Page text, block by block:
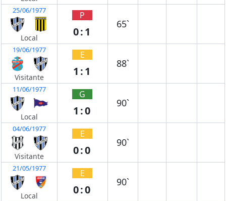
25/06/1977
Local
P
0:1
65`
19/06/1977
Visitante
E
1:1
88`
11/06/1977
Local
G
1:0
90`
04/06/1977
Visitante
E
0:0
90`
21/05/1977
Local
E
0:0
90`